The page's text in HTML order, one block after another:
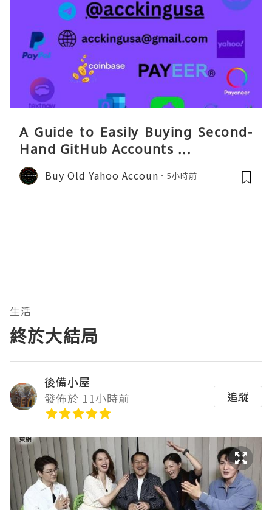
A Guide to Easily Buying Second-
Hand GitHub Accounts ...
Buy Old Yahoo Accoun 5小時前
生活
終於大結局
後備小屋
發佈於 11小時前
追蹤